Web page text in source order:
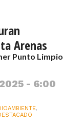
Arenas
Punto Limpio
- 6:00
,